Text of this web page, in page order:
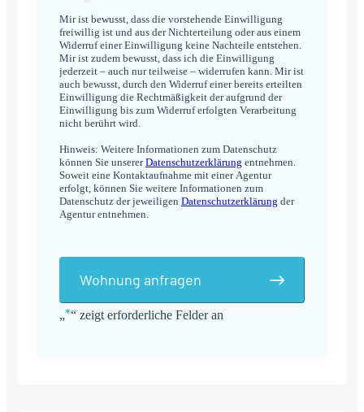
„*“ zeigt erforderliche Felder an
Mir ist bewusst, dass die vorstehende Einwilligung
freiwillig ist und aus der Nichterteilung oder aus einem
Widerruf einer Einwilligung keine Nachteile entstehen.
Mir ist zudem bewusst, dass ich die Einwilligung
jederzeit – auch nur teilweise – widerrufen kann. Mir ist
auch bewusst, durch den Widerruf einer bereits erteilten
Einwilligung die Rechtmäßigkeit der aufgrund der
Einwilligung bis zum Widerruf erfolgten Verarbeitung
nicht berührt wird.
Hinweis: Weitere Informationen zum Datenschutz
können Sie unsererDatenschutzerklärung entnehmen.
Soweit eine Kontaktaufnahme mit einer Agentur
erfolgt, können Sie weitere Informationen zum
Datenschutz der jeweiligen Datenschutzerklärung der
Agentur entnehmen.
Wohnung anfragen